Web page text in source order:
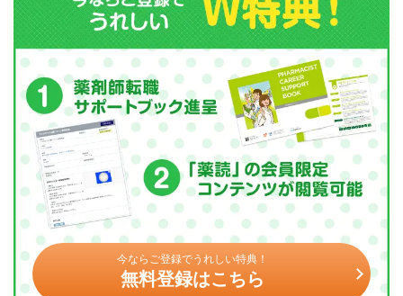
今ならご登録でうれしい特典！
無料登録はこちら